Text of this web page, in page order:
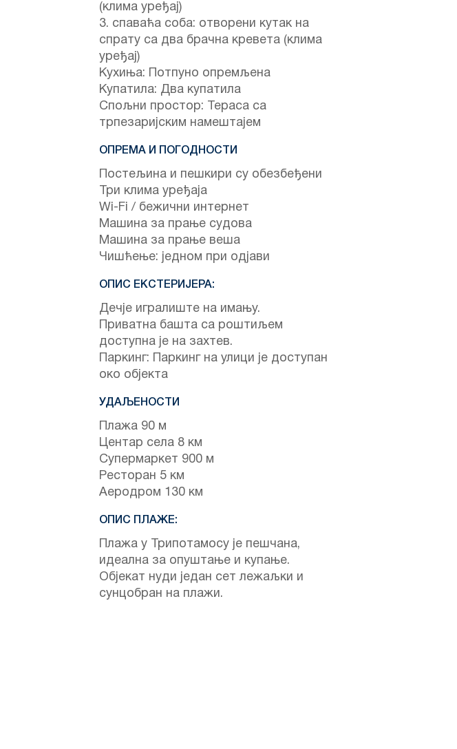
(клима уређај)
3. спаваћа соба: отворени кутак на
спрату са два брачна кревета (клима
уређај)
Кухиња: Потпуно опремљена
Купатила: Два купатила
Спољни простор: Тераса са
трпезаријским намештајем
ОПРЕМА И ПОГОДНОСТИ
Постељина и пешкири су обезбеђени
Три клима уређаја
Wi-Fi / бежични интернет
Машина за прање судова
Машина за прање веша
Чишћење: једном при одјави
ОПИС ЕКСТЕРИЈЕРА:
Дечје игралиште на имању.
Приватна башта са роштиљем
доступна је на захтев.
Паркинг: Паркинг на улици је доступан
око објекта
УДАЉЕНОСТИ
Плажа 90 м
Центар села 8 км
Супермаркет 900 м
Ресторан 5 км
Аеродром 130 км
ОПИС ПЛАЖЕ:
Плажа у Трипотамосу је пешчана,
идеална за опуштање и купање.
Објекат нуди један сет лежаљки и
сунцобран на плажи.